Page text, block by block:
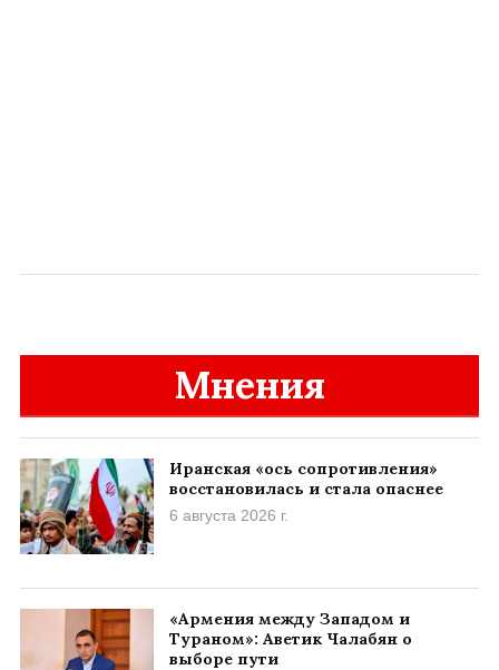
Мнения
Иранская «ось сопротивления»
восстановилась и стала опаснее
6 августа 2026 г.
«Армения между Западом и
Тураном»: Аветик Чалабян о
выборе пути